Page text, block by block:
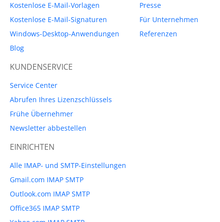
Kostenlose E-Mail-Vorlagen
Kostenlose E-Mail-Signaturen
Windows-Desktop-Anwendungen
Blog
Presse
Für Unternehmen
Referenzen
KUNDENSERVICE
Service Center
Abrufen Ihres Lizenzschlüssels
Frühe Übernehmer
Newsletter abbestellen
EINRICHTEN
Alle IMAP- und SMTP-Einstellungen
Gmail.com IMAP SMTP
Outlook.com IMAP SMTP
Office365 IMAP SMTP